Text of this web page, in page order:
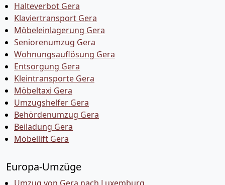
Halteverbot Gera
Klaviertransport Gera
Möbeleinlagerung Gera
Seniorenumzug Gera
Wohnungsauflösung Gera
Entsorgung Gera
Kleintransporte Gera
Möbeltaxi Gera
Umzugshelfer Gera
Behördenumzug Gera
Beiladung Gera
Möbellift Gera
Europa-Umzüge